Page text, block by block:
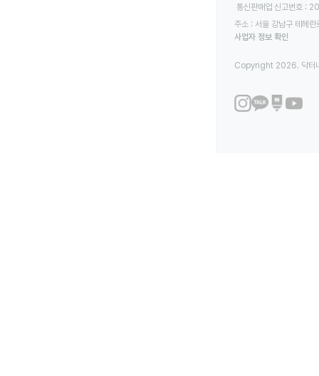
통신판매업 신고번호
주소 : 서울 강남구 테헤
사업자 정보 확인
Copyright 2026. 닥터